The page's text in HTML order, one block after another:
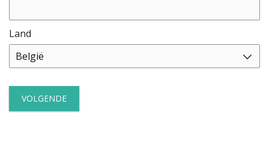
Land
België
Land
VOLGENDE